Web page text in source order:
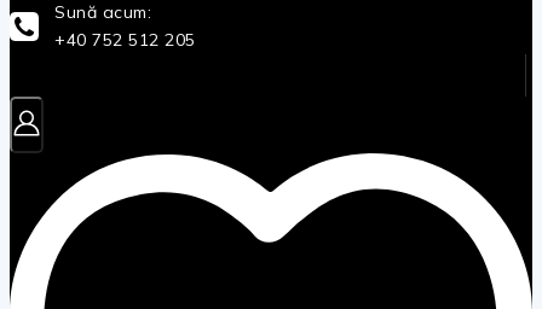
Sună acum:
+40 752 512 205